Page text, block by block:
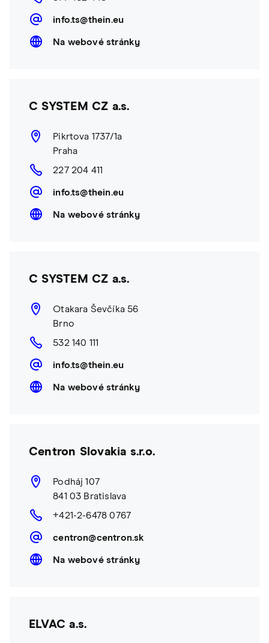
info.ts@thein.eu
Na webové stránky
C SYSTEM CZ a.s.
Pikrtova 1737/1a
Praha
227 204 411
info.ts@thein.eu
Na webové stránky
C SYSTEM CZ a.s.
Otakara Ševčíka 56
Brno
532 140 111
info.ts@thein.eu
Na webové stránky
Centron Slovakia s.r.o.
Podháj 107
841 03 Bratislava
+421-2-6478 0767
centron@centron.sk
Na webové stránky
ELVAC a.s.